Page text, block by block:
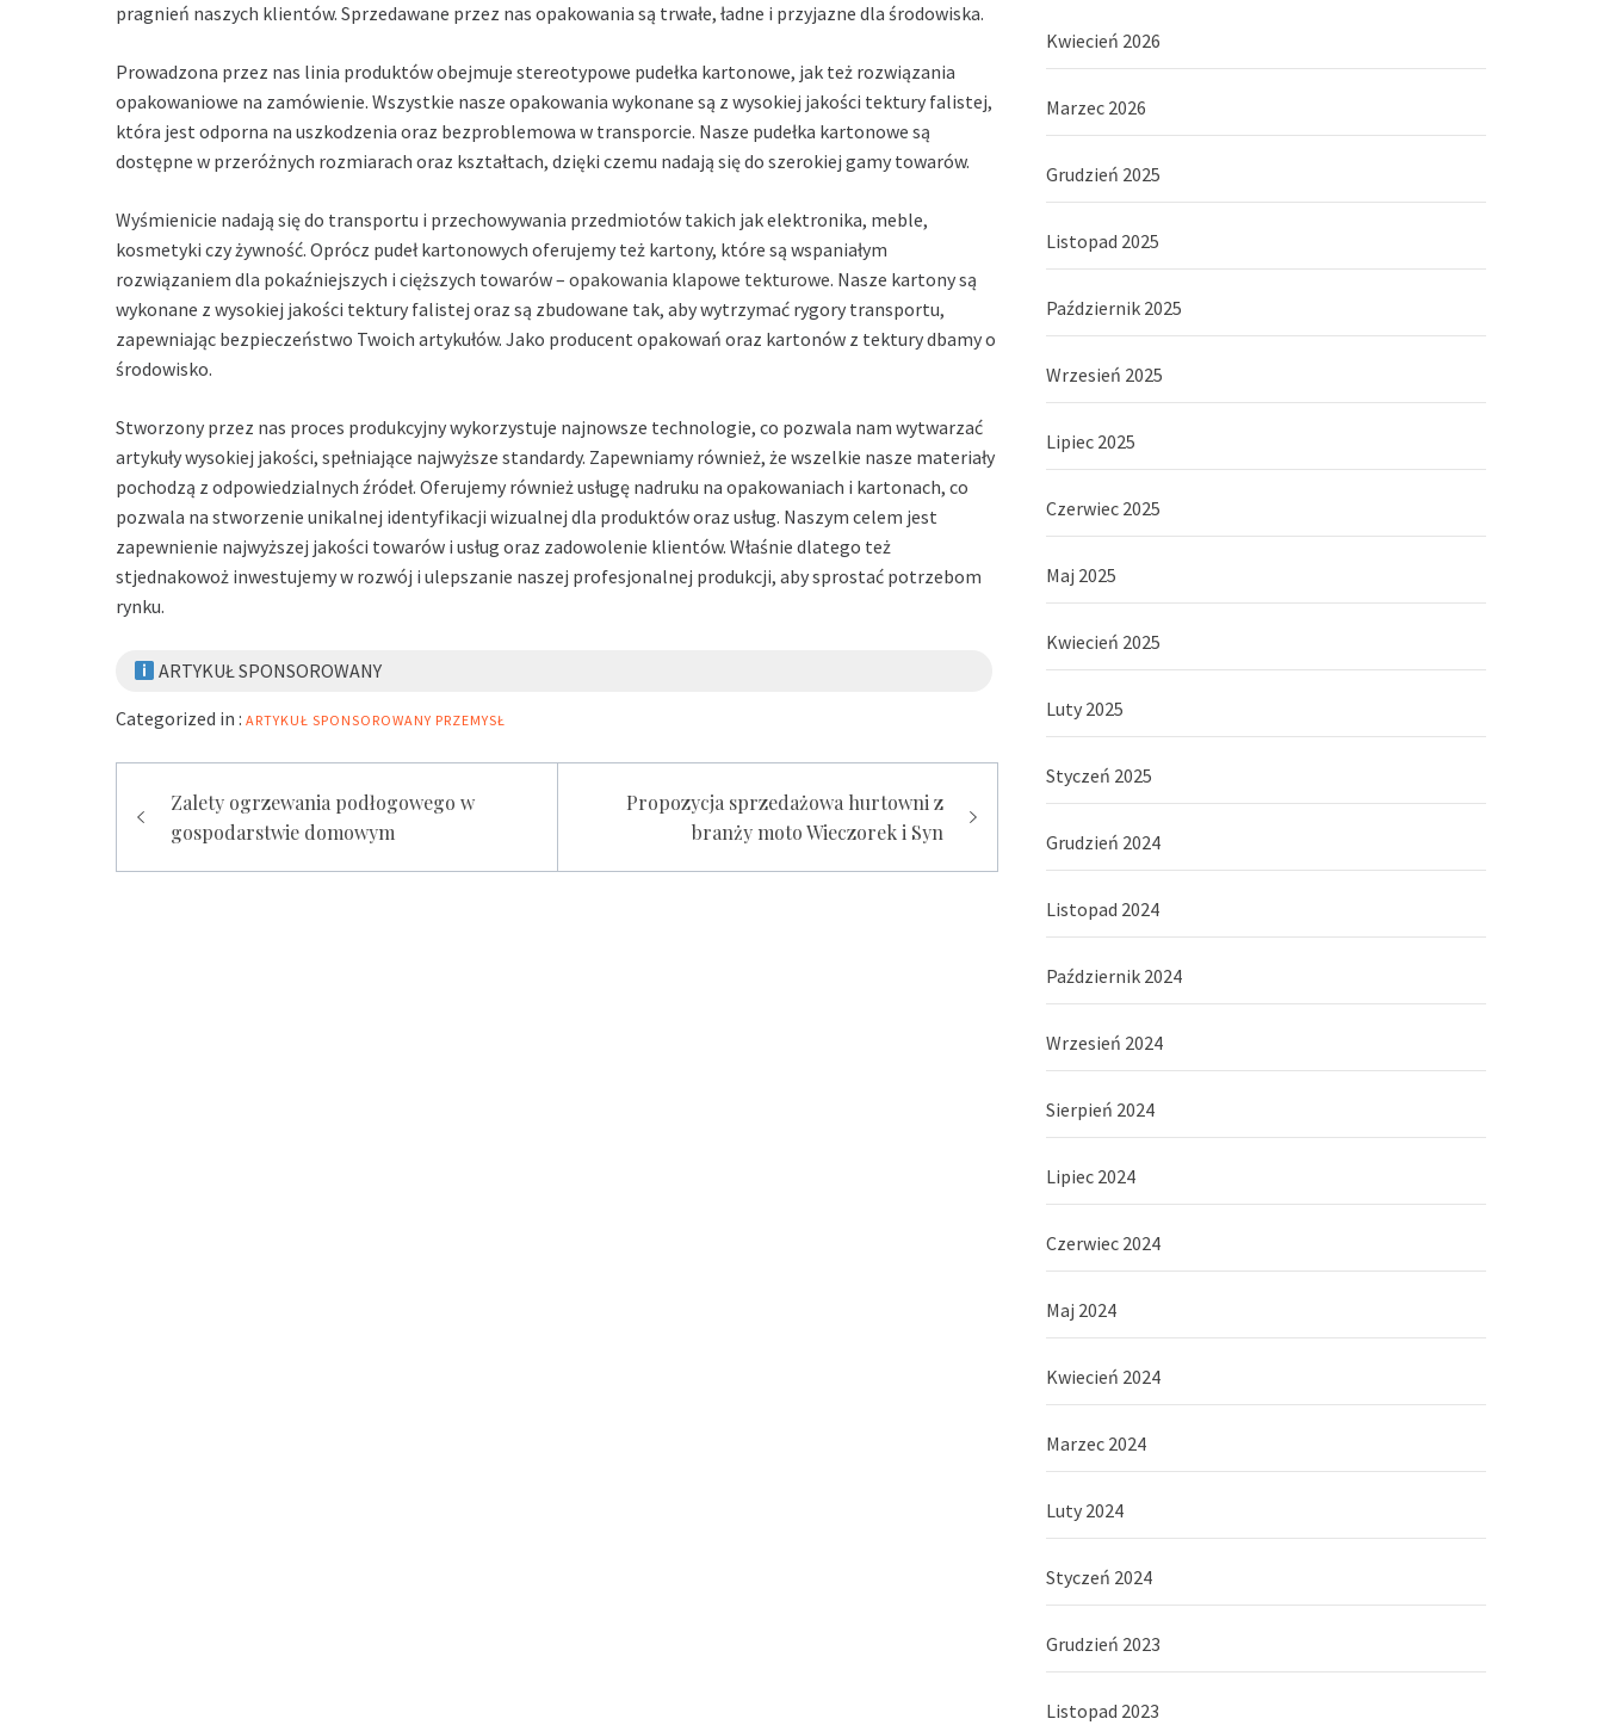
pragnień naszych klientów. Sprzedawane przez nas opakowania są trwałe, ładne i przyjazne dla środowiska.
Prowadzona przez nas linia produktów obejmuje stereotypowe pudełka kartonowe, jak też rozwiązania
opakowaniowe na zamówienie. Wszystkie nasze opakowania wykonane są z wysokiej jakości tektury falistej,
która jest odporna na uszkodzenia oraz bezproblemowa w transporcie. Nasze pudełka kartonowe są
dostępne w przeróżnych rozmiarach oraz kształtach, dzięki czemu nadają się do szerokiej gamy towarów.
Wyśmienicie nadają się do transportu i przechowywania przedmiotów takich jak elektronika, meble,
kosmetyki czy żywność. Oprócz pudeł kartonowych oferujemy też kartony, które są wspaniałym
rozwiązaniem dla pokaźniejszych i cięższych towarów – opakowania klapowe tekturowe. Nasze kartony są
wykonane z wysokiej jakości tektury falistej oraz są zbudowane tak, aby wytrzymać rygory transportu,
zapewniając bezpieczeństwo Twoich artykułów. Jako producent opakowań oraz kartonów z tektury dbamy o
środowisko.
Stworzony przez nas proces produkcyjny wykorzystuje najnowsze technologie, co pozwala nam wytwarzać
artykuły wysokiej jakości, spełniające najwyższe standardy. Zapewniamy również, że wszelkie nasze materiały
pochodzą z odpowiedzialnych źródeł. Oferujemy również usługę nadruku na opakowaniach i kartonach, co
pozwala na stworzenie unikalnej identyfikacji wizualnej dla produktów oraz usług. Naszym celem jest
zapewnienie najwyższej jakości towarów i usług oraz zadowolenie klientów. Właśnie dlatego też
stjednakowoż inwestujemy w rozwój i ulepszanie naszej profesjonalnej produkcji, aby sprostać potrzebom
rynku.
ARTYKUŁ SPONSOROWANY
Categorized in : ARTYKUŁ SPONSOROWANY PRZEMYSŁ
Zobacz
wpisy
Zalety ogrzewania podłogowego w
gospodarstwie domowym
Propozycja sprzedażowa hurtowni z
branży moto Wieczorek i Syn
Kwiecień 2026
Marzec 2026
Grudzień 2025
Listopad 2025
Październik 2025
Wrzesień 2025
Lipiec 2025
Czerwiec 2025
Maj 2025
Kwiecień 2025
Luty 2025
Styczeń 2025
Grudzień 2024
Listopad 2024
Październik 2024
Wrzesień 2024
Sierpień 2024
Lipiec 2024
Czerwiec 2024
Maj 2024
Kwiecień 2024
Marzec 2024
Luty 2024
Styczeń 2024
Grudzień 2023
Listopad 2023